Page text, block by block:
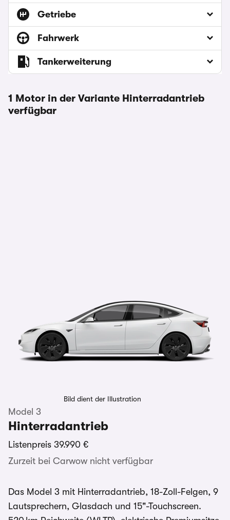
Getriebe
Fahrwerk
Tankerweiterung
1 Motor in der Variante Hinterradantrieb
verfügbar
Bild dient der Illustration
Model 3
Hinterradantrieb
Listenpreis 39.990 €
Zurzeit bei Carwow nicht verfügbar
Das Model 3 mit Hinterradantrieb, 18-Zoll-Felgen, 9
Lautsprechern, Glasdach und 15"-Touchscreen.